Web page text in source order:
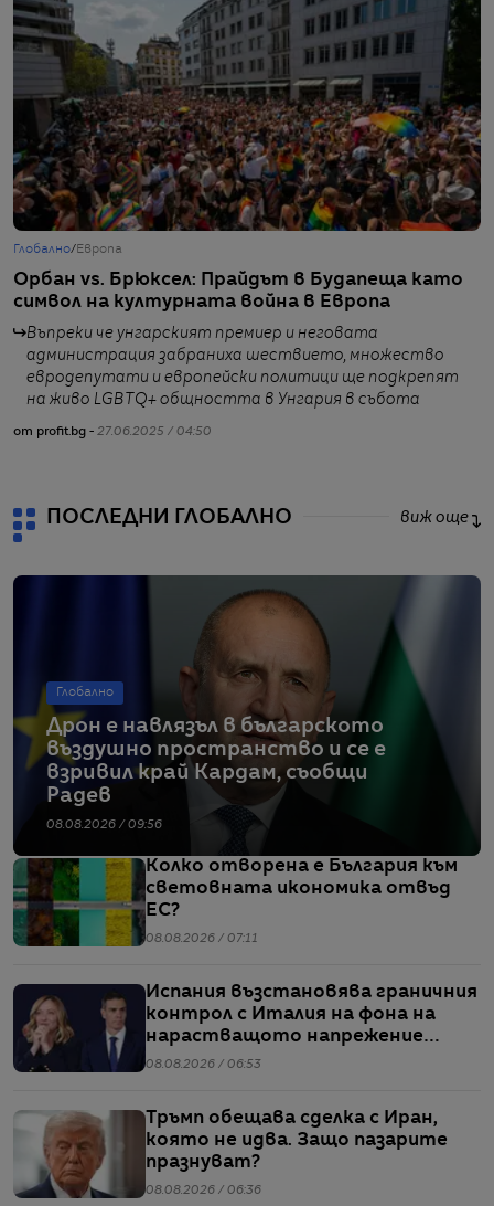
Глобално/Европа
Орбан vs. Брюксел: Прайдът в Будапеща като
символ на културната война в Европа
Въпреки че унгарският премиер и неговата
администрация забраниха шествието, множество
евродепутати и европейски политици ще подкрепят
на живо LGBTQ+ общността в Унгария в събота
от profit.bg - 27.06.2025 / 04:50
ПОСЛЕДНИ ГЛОБАЛНО виж още
Глобално
Дрон е навлязъл в българското
въздушно пространство и се е
взривил край Кардам, съобщи
Радев
08.08.2026 / 09:56
Колко отворена е България към
световната икономика отвъд
ЕС?
08.08.2026 / 07:11
Испания възстановява граничния
контрол с Италия на фона на
нарастващото напрежение
заради мигрантите
08.08.2026 / 06:53
Тръмп обещава сделка с Иран,
която не идва. Защо пазарите
празнуват?
08.08.2026 / 06:36